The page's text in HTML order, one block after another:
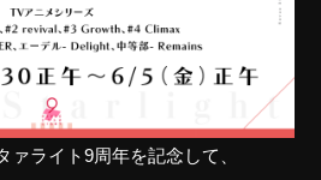
ライト9周年を記念して、